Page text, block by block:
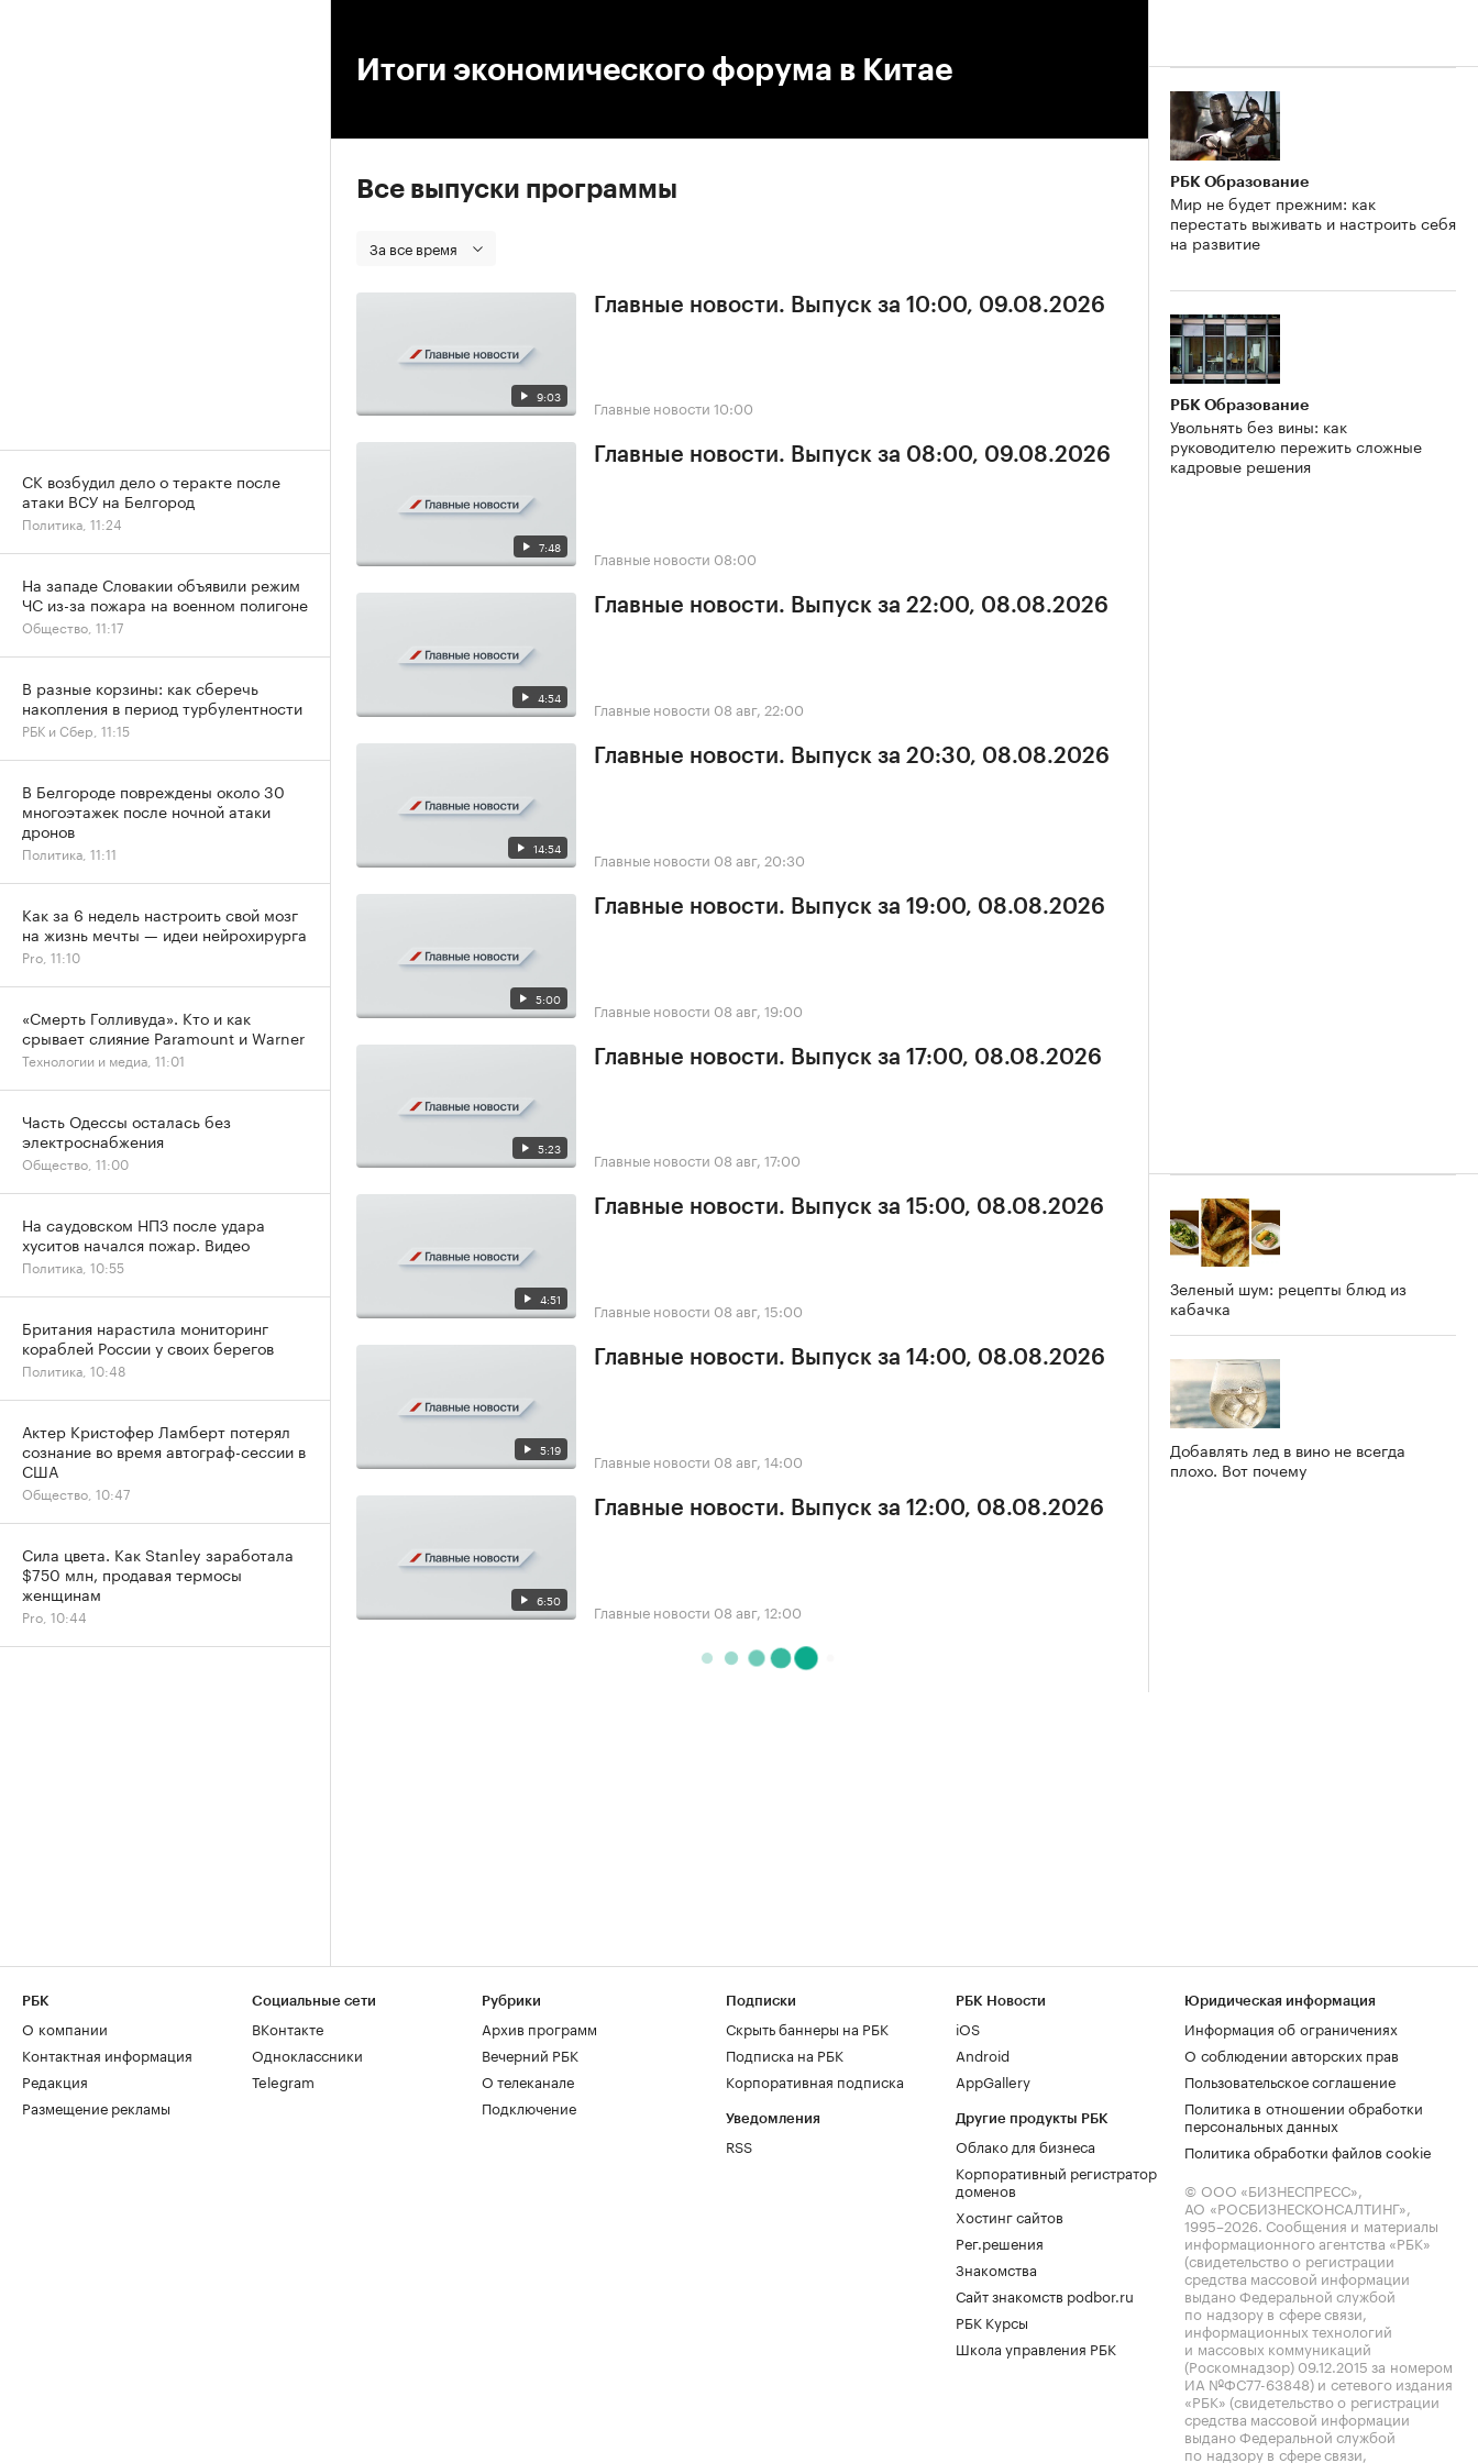
Итоги экономического форума в Китае
Все выпуски программы
За все время
9:03
Главные новости. Выпуск за 10:00, 09.08.2026
Главные новости 10:00
7:48
Главные новости. Выпуск за 08:00, 09.08.2026
Главные новости 08:00
4:54
Главные новости. Выпуск за 22:00, 08.08.2026
Главные новости 08 авг, 22:00
14:54
Главные новости. Выпуск за 20:30, 08.08.2026
Главные новости 08 авг, 20:30
5:00
Главные новости. Выпуск за 19:00, 08.08.2026
Главные новости 08 авг, 19:00
5:23
Главные новости. Выпуск за 17:00, 08.08.2026
Главные новости 08 авг, 17:00
4:51
Главные новости. Выпуск за 15:00, 08.08.2026
Главные новости 08 авг, 15:00
5:19
Главные новости. Выпуск за 14:00, 08.08.2026
Главные новости 08 авг, 14:00
6:50
Главные новости. Выпуск за 12:00, 08.08.2026
Главные новости 08 авг, 12:00
РБК Образование
Мир не будет прежним: как
перестать выживать и настроить себя
на развитие
РБК Образование
Увольнять без вины: как
руководителю пережить сложные
кадровые решения
Зеленый шум: рецепты блюд из
кабачка
Добавлять лед в вино не всегда
плохо. Вот почему
СК возбудил дело о теракте после
атаки ВСУ на Белгород
Политика, 11:24
На западе Словакии объявили режим
ЧС из-за пожара на военном полигоне
Общество, 11:17
В разные корзины: как сберечь
накопления в период турбулентности
РБК и Сбер, 11:15
В Белгороде повреждены около 30
многоэтажек после ночной атаки
дронов
Политика, 11:11
Как за 6 недель настроить свой мозг
на жизнь мечты — идеи нейрохирурга
Pro, 11:10
«Смерть Голливуда». Кто и как
срывает слияние Paramount и Warner
Технологии и медиа, 11:01
Часть Одессы осталась без
электроснабжения
Общество, 11:00
На саудовском НПЗ после удара
хуситов начался пожар. Видео
Политика, 10:55
Британия нарастила мониторинг
кораблей России у своих берегов
Политика, 10:48
Актер Кристофер Ламберт потерял
сознание во время автограф-сессии в
США
Общество, 10:47
Сила цвета. Как Stanley заработала
$750 млн, продавая термосы
женщинам
Pro, 10:44
РБК
О компании
Контактная информация
Редакция
Размещение рекламы
Социальные сети
ВКонтакте
Одноклассники
Telegram
Рубрики
Архив программ
Вечерний РБК
О телеканале
Подключение
Подписки
Скрыть баннеры на РБК
Подписка на РБК
Корпоративная подписка
Уведомления
RSS
РБК Новости
iOS
Android
AppGallery
Другие продукты РБК
Облако для бизнеса
Корпоративный регистратор
доменов
Хостинг сайтов
Рег.решения
Знакомства
Сайт знакомств podbor.ru
РБК Курсы
Школа управления РБК
Юридическая информация
Информация об ограничениях
О соблюдении авторских прав
Пользовательское соглашение
Политика в отношении обработки
персональных данных
Политика обработки файлов cookie
© ООО «БИЗНЕСПРЕСС»,
АО «РОСБИЗНЕСКОНСАЛТИНГ»,
1995–2026. Сообщения и материалы
информационного агентства «РБК»
(свидетельство о регистрации
средства массовой информации
выдано Федеральной службой
по надзору в сфере связи,
информационных технологий
и массовых коммуникаций
(Роскомнадзор) 09.12.2015 за номером
ИА №ФС77-63848) и сетевого издания
«РБК» (свидетельство о регистрации
средства массовой информации
выдано Федеральной службой
по надзору в сфере связи,